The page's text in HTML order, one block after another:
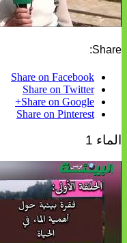
Share:
Share on Facebook
Share on Twitter
Share on Google+
Share on Pinterest
الماء 1